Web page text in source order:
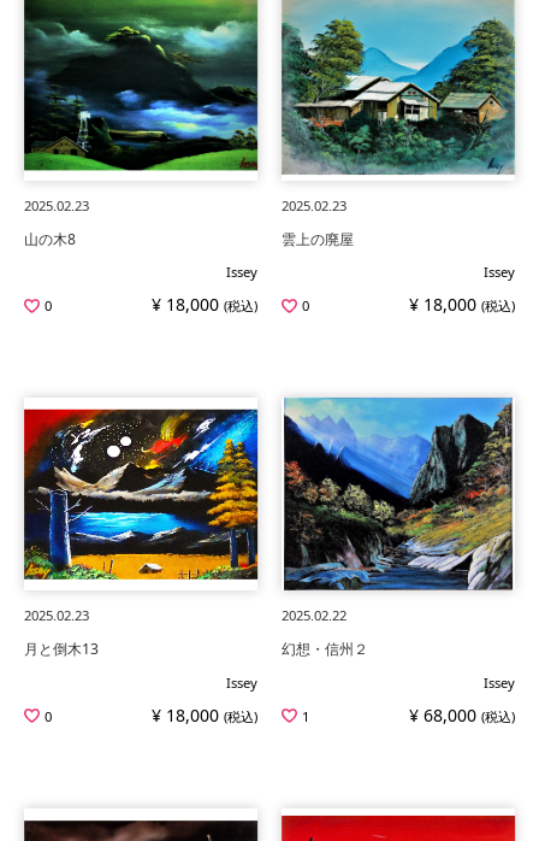
2025.02.23
山の木8
Issey
0
¥ 18,000 (税込)
2025.02.23
雲上の廃屋
Issey
0
¥ 18,000 (税込)
2025.02.23
月と倒木13
Issey
0
¥ 18,000 (税込)
2025.02.22
幻想・信州２
Issey
1
¥ 68,000 (税込)